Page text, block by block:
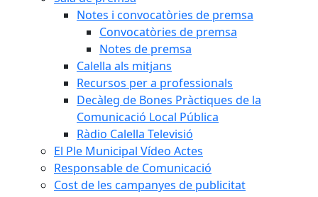
Notes i convocatòries de premsa
Convocatòries de premsa
Notes de premsa
Calella als mitjans
Recursos per a professionals
Decàleg de Bones Pràctiques de la
Comunicació Local Pública
Ràdio Calella Televisió
El Ple Municipal Vídeo Actes
Responsable de Comunicació
Cost de les campanyes de publicitat